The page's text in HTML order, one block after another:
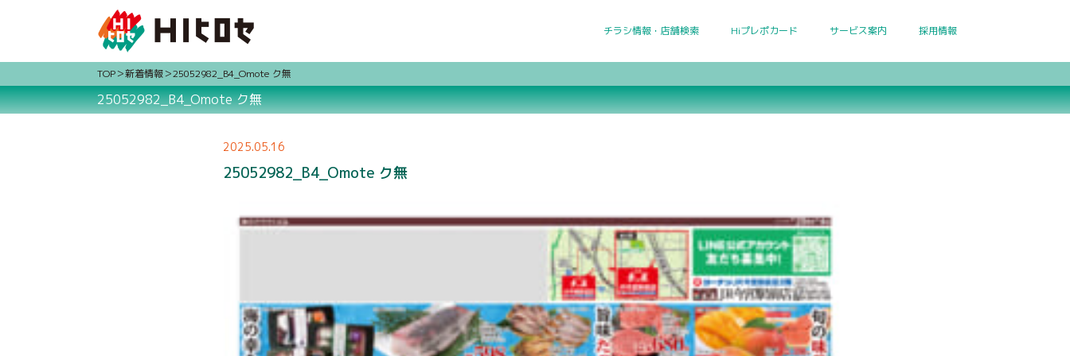
チラシ情報・店舗検索 Hiプレポカード サービス案内 採用情報
TOP 新着情報 25052982_B4_Omote ク無
25052982_B4_Omote ク無
2025.05.16
25052982_B4_Omote ク無